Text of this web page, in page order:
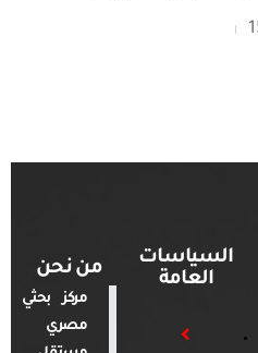
السياسات
العامة
من نحن
مركز بحثي
مصري